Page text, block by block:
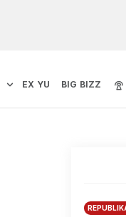
EX YU BIG BIZZ